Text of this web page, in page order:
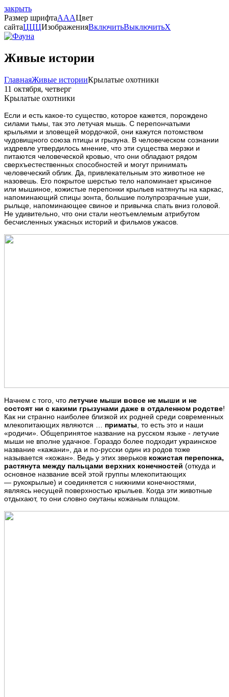
закрыть
Размер шрифтаAAAЦвет
сайтаЦЦЦИзображенияВключитьВыключитьX
Живые истории
ГлавнаяЖивые историиКрылатые охотники
11 октября, четверг
Крылатые охотники
Если и есть какое-то существо, которое кажется, порождено
силами тьмы, так это летучая мышь. С перепончатыми
крыльями и зловещей мордочкой, они кажутся потомством
чудовищного союза птицы и грызуна. В человеческом сознании
издревле утвердилось мнение, что эти существа мерзки и
питаются человеческой кровью, что они обладают рядом
сверхъестественных способностей и могут принимать
человеческий облик. Да, привлекательным это животное не
назовешь. Его покрытое шерстью тело напоминает крысиное
или мышиное, кожистые перепонки крыльев натянуты на каркас,
напоминающий спицы зонта, большие полупрозрачные уши,
рыльце, напоминающее свиное и привычка спать вниз головой.
Не удивительно, что они стали неотъемлемым атрибутом
бесчисленных ужасных историй и фильмов ужасов.
Начнем с того, что летучие мыши вовсе не мыши и не
состоят ни с какими грызунами даже в отдаленном родстве!
Как ни странно наиболее близкой их родней среди современных
млекопитающих являются … приматы , то есть это и наши
«родичи». Общепринятое название на русском языке - летучие
мыши не вполне удачное. Гораздо более подходит украинское
название «кажани», да и по-русски один из родов тоже
называется «кожан». Ведь у этих зверьков кожистая перепонка,
растянута между пальцами верхних конечностей (откуда и
основное название всей этой группы млекопитающих
— рукокрылые) и соединяется с нижними конечностями,
являясь несущей поверхностью крыльев. Когда эти животные
отдыхают, то они словно окутаны кожаным плащом.